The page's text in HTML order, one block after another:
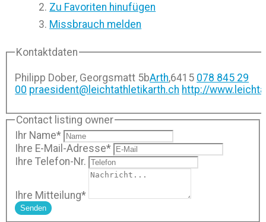
Zu Favoriten hinufügen
Missbrauch melden
Kontaktdaten
Philipp Dober, Georgsmatt 5bArth,6415 078 845 29
00 praesident@leichtathletikarth.ch http://
Contact listing owner
Ihr Name*
Ihre E-Mail-Adresse*
Ihre Telefon-Nr.
Ihre Mitteilung*
Senden